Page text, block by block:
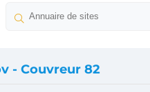
- Couvreur 82